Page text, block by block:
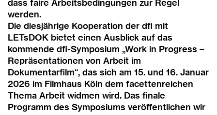
2001
2000
1999
dass faire Arbeitsbedingungen zur Regel
werden.
Die diesjährige Kooperation der dfi mit
LETsDOK bietet einen Ausblick auf das
kommende dfi-Symposium „Work in Progress –
Repräsentationen von Arbeit im
Dokumentarfilm“, das sich am 15. und 16. Januar
2026 im Filmhaus Köln dem facettenreichen
Thema Arbeit widmen wird. Das finale
Programm des Symposiums veröffentlichen wir